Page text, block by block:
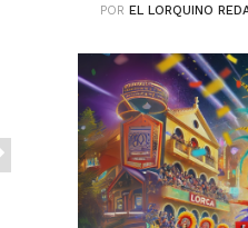
POREL LORQUINO